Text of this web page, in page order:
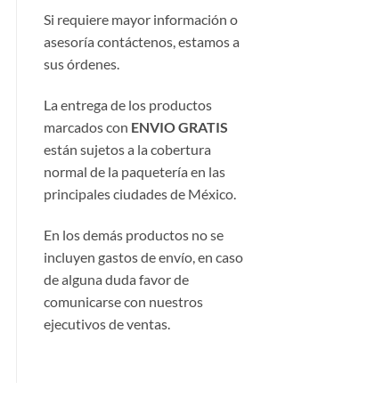
Si requiere mayor información o
asesoría contáctenos, estamos a
sus órdenes.
La entrega de los productos
marcados con ENVIO GRATIS
están sujetos a la cobertura
normal de la paquetería en las
principales ciudades de México.
En los demás productos no se
incluyen gastos de envío, en caso
de alguna duda favor de
comunicarse con nuestros
ejecutivos de ventas.